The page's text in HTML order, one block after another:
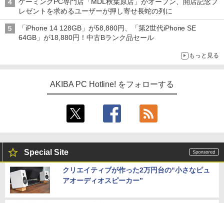
レゼントを求めるユーザーが押し寄せ長蛇の列に
「iPhone 14 128GB」が58,880円、「第2世代iPhone SE
64GB」が18,880円！中古Bランク品セール
もっと見る
AKIBA PC Hotline! をフォローする
Special Site
クリエイティブが作った2万円台の“小さなピュ
アオーディオスピーカー”